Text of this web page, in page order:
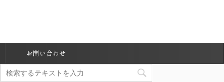
お問い合わせ